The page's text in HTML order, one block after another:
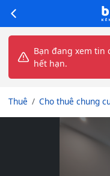
Bạn đang xem tin
hết hạn.
Thuê Cho thuê chung